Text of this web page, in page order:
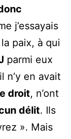
j’essayais
paix, à qui
parmi eux
n’y en avait
droit, n’ont
délit. Ils
». Mais